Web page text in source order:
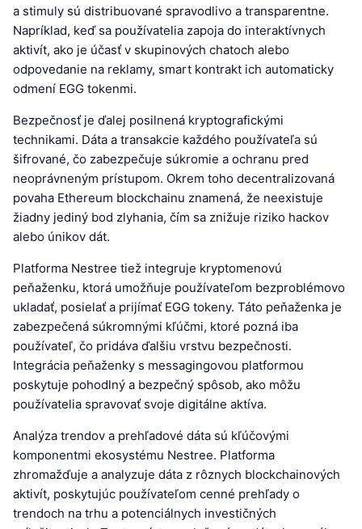
a stimuly sú distribuované spravodlivo a transparentne.
Napríklad, keď sa používatelia zapoja do interaktívnych
aktivít, ako je účasť v skupinových chatoch alebo
odpovedanie na reklamy, smart kontrakt ich automaticky
odmení EGG tokenmi.
Bezpečnosť je ďalej posilnená kryptografickými
technikami. Dáta a transakcie každého používateľa sú
šifrované, čo zabezpečuje súkromie a ochranu pred
neoprávneným prístupom. Okrem toho decentralizovaná
povaha Ethereum blockchainu znamená, že neexistuje
žiadny jediný bod zlyhania, čím sa znižuje riziko hackov
alebo únikov dát.
Platforma Nestree tiež integruje kryptomenovú
peňaženku, ktorá umožňuje používateľom bezproblémovo
ukladať, posielať a prijímať EGG tokeny. Táto peňaženka je
zabezpečená súkromnými kľúčmi, ktoré pozná iba
používateľ, čo pridáva ďalšiu vrstvu bezpečnosti.
Integrácia peňaženky s messagingovou platformou
poskytuje pohodlný a bezpečný spôsob, ako môžu
používatelia spravovať svoje digitálne aktíva.
Analýza trendov a prehľadové dáta sú kľúčovými
komponentmi ekosystému Nestree. Platforma
zhromažďuje a analyzuje dáta z rôznych blockchainových
aktivít, poskytujúc používateľom cenné prehľady o
trendoch na trhu a potenciálnych investičných